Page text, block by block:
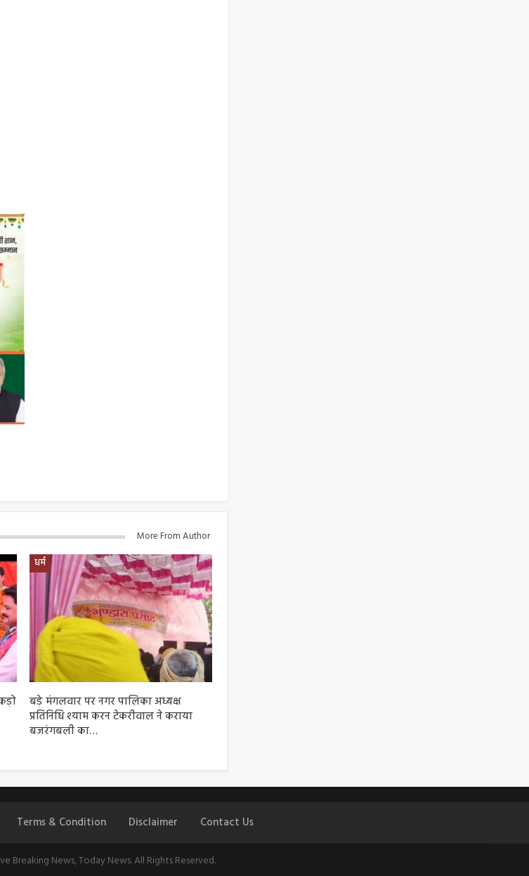
More From Author
धर्म
बड़े मंगलवार पर नगर पालिका अध्यक्ष
प्रतिनिधि श्याम करन टेकरीवाल ने कराया
बजरंगबली का…
Terms & Condition Disclaimer Contact Us
Breaking News, Today News. All Rights Reserved.